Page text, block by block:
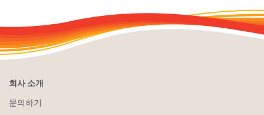
회사 소개
문의하기